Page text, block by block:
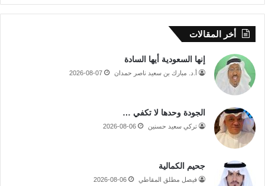
أخر المقالات
إنها السعودية أيها السادة
أ.د. مبارك بن سعيد ناصر حمدان 2026-08-07
الجودة وحدها لا تكفي …
تركي سعيد حسنين 2026-08-06
جحيم الكمالية
فيصل مطلق المقاطي 2026-08-06